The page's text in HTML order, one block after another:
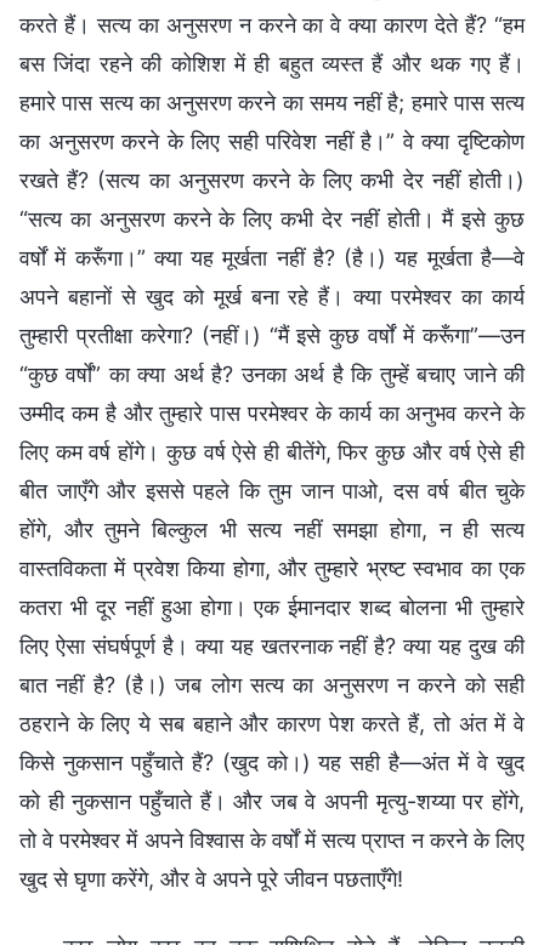
करते हैं। सत्य का अनुसरण न करने का वे क्या कारण देते हैं? “हम
बस जिंदा रहने की कोशिश में ही बहुत व्यस्त हैं और थक गए हैं।
हमारे पास सत्य का अनुसरण करने का समय नहीं है; हमारे पास सत्य
का अनुसरण करने के लिए सही परिवेश नहीं है।” वे क्या दृष्टिकोण
रखते हैं? (सत्य का अनुसरण करने के लिए कभी देर नहीं होती।)
“सत्य का अनुसरण करने के लिए कभी देर नहीं होती। मैं इसे कुछ
वर्षों में करूँगा।” क्या यह मूर्खता नहीं है? (है।) यह मूर्खता है—वे
अपने बहानों से खुद को मूर्ख बना रहे हैं। क्या परमेश्वर का कार्य
तुम्हारी प्रतीक्षा करेगा? (नहीं।) “मैं इसे कुछ वर्षों में करूँगा”—उन
“कुछ वर्षों” का क्या अर्थ है? उनका अर्थ है कि तुम्हें बचाए जाने की
उम्मीद कम है और तुम्हारे पास परमेश्वर के कार्य का अनुभव करने के
लिए कम वर्ष होंगे। कुछ वर्ष ऐसे ही बीतेंगे, फिर कुछ और वर्ष ऐसे ही
बीत जाएँगे और इससे पहले कि तुम जान पाओ, दस वर्ष बीत चुके
होंगे, और तुमने बिल्कुल भी सत्य नहीं समझा होगा, न ही सत्य
वास्तविकता में प्रवेश किया होगा, और तुम्हारे भ्रष्ट स्वभाव का एक
कतरा भी दूर नहीं हुआ होगा। एक ईमानदार शब्द बोलना भी तुम्हारे
लिए ऐसा संघर्षपूर्ण है। क्या यह खतरनाक नहीं है? क्या यह दुख की
बात नहीं है? (है।) जब लोग सत्य का अनुसरण न करने को सही
ठहराने के लिए ये सब बहाने और कारण पेश करते हैं, तो अंत में वे
किसे नुकसान पहुँचाते हैं? (खुद को।) यह सही है—अंत में वे खुद
को ही नुकसान पहुँचाते हैं। और जब वे अपनी मृत्यु-शय्या पर होंगे,
तो वे परमेश्वर में अपने विश्वास के वर्षों में सत्य प्राप्त न करने के लिए
खुद से घृणा करेंगे, और वे अपने पूरे जीवन पछताएँगे!